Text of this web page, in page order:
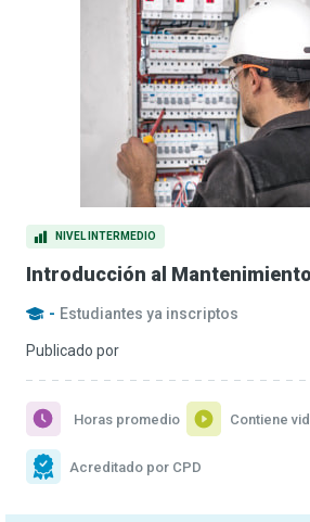
NIVEL INTERMEDIO
Introducción al
- Estudiantes ya inscriptos
Publicado por
Horas promedio Contiene
Acreditado por CPD